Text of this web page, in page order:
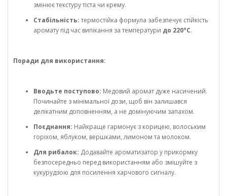
змінює текстуру тіста чи крему.
Стабільність:термостійка формула забезпечує стійкість
аромату під час випікання за температури до 220°C.
Поради для використання:
Вводьте поступово: Медовий аромат дуже насичений.
Починайте з мінімальної дози, щоб він залишався
делікатним доповненням, а не домінуючим запахом.
Поєднання: Найкраще гармонує з корицею, волоським
горіхом, яблуком, вершками, лимоном та молоком.
Для рибалок: Додавайте ароматизатор у прикормку
безпосередньо перед використанням або змішуйте з
кукурудзою для посилення харчового сигналу.